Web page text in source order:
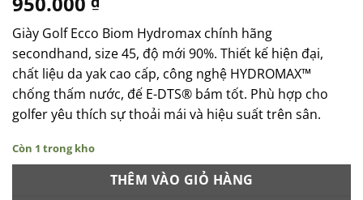
Giày Golf Ecco Biom Hydromax chính hãng
secondhand, size 45, độ mới 90%. Thiết kế hiện đại,
chất liệu da yak cao cấp, công nghệ HYDROMAX™
chống thấm nước, đế E-DTS® bám tốt. Phù hợp cho
golfer yêu thích sự thoải mái và hiệu suất trên sân.
Còn 1 trong kho
THÊM VÀO GIỎ HÀNG